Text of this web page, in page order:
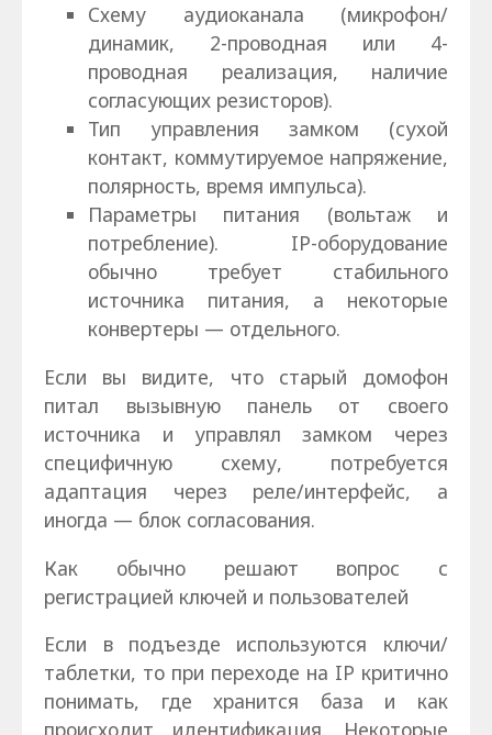
Схему аудиоканала (микрофон/
динамик, 2-проводная или 4-
проводная реализация, наличие
согласующих резисторов).
Тип управления замком (сухой
контакт, коммутируемое напряжение,
полярность, время импульса).
Параметры питания (вольтаж и
потребление). IP-оборудование
обычно требует стабильного
источника питания, а некоторые
конвертеры — отдельного.
Если вы видите, что старый домофон
питал вызывную панель от своего
источника и управлял замком через
специфичную схему, потребуется
адаптация через реле/интерфейс, а
иногда — блок согласования.
Как обычно решают вопрос с
регистрацией ключей и пользователей
Если в подъезде используются ключи/
таблетки, то при переходе на IP критично
понимать, где хранится база и как
происходит идентификация. Некоторые